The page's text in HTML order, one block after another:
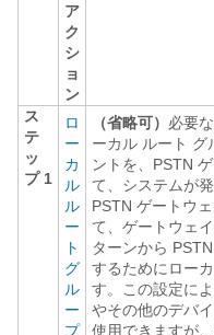
ア
ク
シ
ョ
ン
ス
テ
ッ
プ 1
ロ
ー
カ
ル
ル
ー
ト
グ
ル
ー
プ
（省略可） 必要
ーカル ルート グ
ントを、PSTN
て、システムが
PSTN ゲートウ
て、ゲートウェ
ターンから
するためにロー
す。この設定に
やその他のデバ
使用できますが、